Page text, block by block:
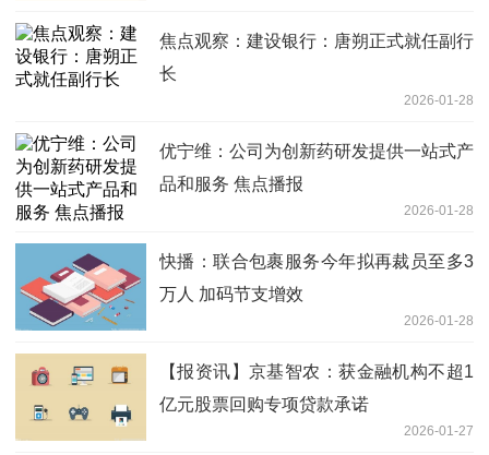
焦点观察：建设银行：唐朔正式就任副行
长
2026-01-28
优宁维：公司为创新药研发提供一站式产
品和服务 焦点播报
2026-01-28
快播：联合包裹服务今年拟再裁员至多3
万人 加码节支增效
2026-01-28
【报资讯】京基智农：获金融机构不超1
亿元股票回购专项贷款承诺
2026-01-27